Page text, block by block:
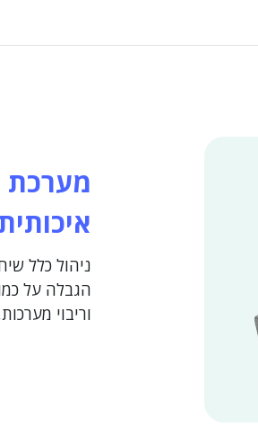
מערכת
ניהול כלל
הגבלה על
וריבוי